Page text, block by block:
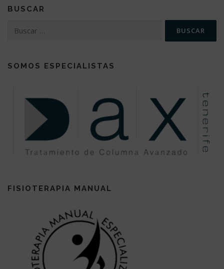
BUSCAR
SOMOS ESPECIALISTAS
FISIOTERAPIA MANUAL